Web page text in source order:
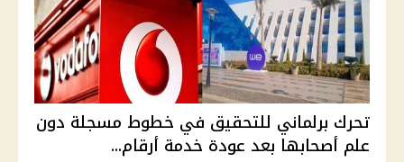
تحرك برلماني للتحقيق في خطوط مسجلة دون
علم أصحابها بعد عودة خدمة أرقام...